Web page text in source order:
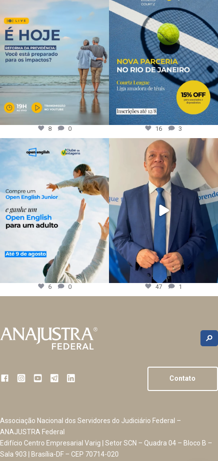
8 0 16 3
6 0 47 1
Contato
Associação Nacional dos Servidores do Judiciário Federal –
ANAJUSTRA Federal
Edifício Centro Empresarial Varig | Setor SCN – Quadra 04 – Bloco B –
Sala 903 | Brasília-DF – CEP 70714-020